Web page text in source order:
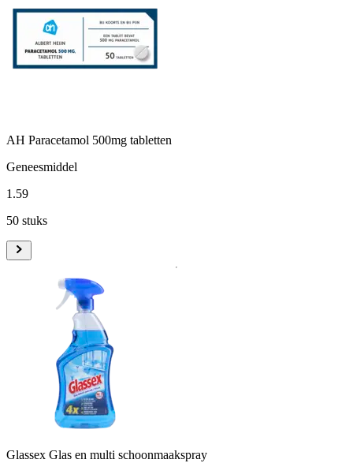
AH Paracetamol 500mg tabletten
Geneesmiddel
1 .59
50 stuks
Glassex Glas en multi schoonmaakspray